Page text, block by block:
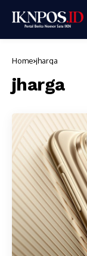
Home jharga
jharga